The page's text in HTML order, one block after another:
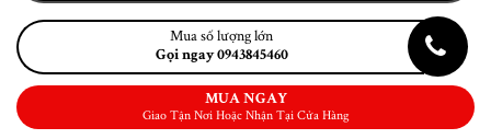
Mua số lượng lớn
Gọi ngay 0943845460
MUA NGAY
Giao Tận Nơi Hoặc Nhận Tại Cửa Hàng